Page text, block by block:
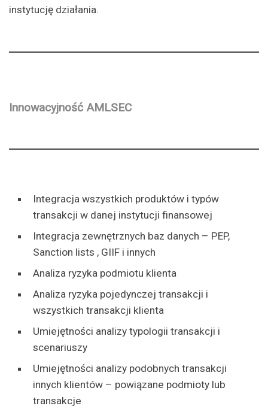
instytucję działania.
Innowacyjność AMLSEC
Integracja wszystkich produktów i typów
transakcji w danej instytucji finansowej
Integracja zewnętrznych baz danych – PEP,
Sanction lists , GIIF i innych
Analiza ryzyka podmiotu klienta
Analiza ryzyka pojedynczej transakcji i
wszystkich transakcji klienta
Umiejętności analizy typologii transakcji i
scenariuszy
Umiejętności analizy podobnych transakcji
innych klientów – powiązane podmioty lub
transakcje